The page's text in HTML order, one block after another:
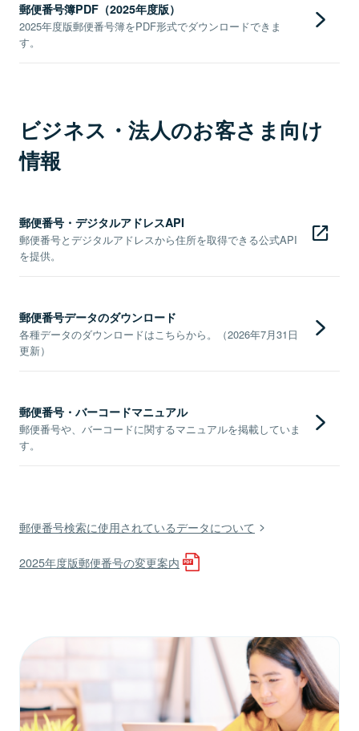
郵便番号簿PDF（2025年度版）
2025年度版郵便番号簿をPDF形式でダウンロードできま
す。
ビジネス・法人のお客さま向け
情報
郵便番号・デジタルアドレスAPI
郵便番号とデジタルアドレスから住所を取得できる公式API
を提供。
郵便番号データのダウンロード
各種データのダウンロードはこちらから。（2026年7月31日
更新）
郵便番号・バーコードマニュアル
郵便番号や、バーコードに関するマニュアルを掲載していま
す。
郵便番号検索に使用されているデータについて
2025年度版郵便番号の変更案内